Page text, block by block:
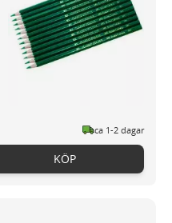
ca 1-2 dagar
KÖP